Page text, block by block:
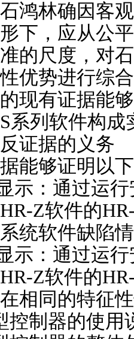
鸿林确因客
下，应从公
的尺度，对
优势进行综
现有证据能
系列软件构
证据的义务
能够证明以
示：通过运
Z软件的
统软件缺陷
示：通过运
Z软件的
相同的特征
控制器的使用